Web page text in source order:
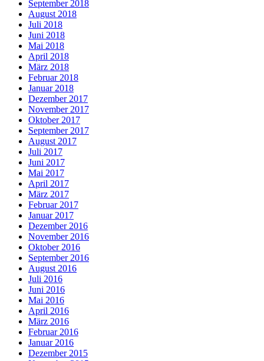
September 2018
August 2018
Juli 2018
Juni 2018
Mai 2018
April 2018
März 2018
Februar 2018
Januar 2018
Dezember 2017
November 2017
Oktober 2017
September 2017
August 2017
Juli 2017
Juni 2017
Mai 2017
April 2017
März 2017
Februar 2017
Januar 2017
Dezember 2016
November 2016
Oktober 2016
September 2016
August 2016
Juli 2016
Juni 2016
Mai 2016
April 2016
März 2016
Februar 2016
Januar 2016
Dezember 2015